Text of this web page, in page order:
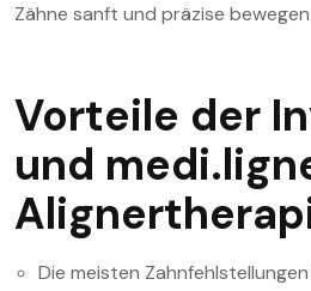
Zähne sanft und präzise bewegen.
Vorteile der
und
Die meisten